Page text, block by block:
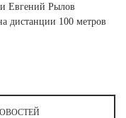
Евгений Рылов
дистанции 100 метров